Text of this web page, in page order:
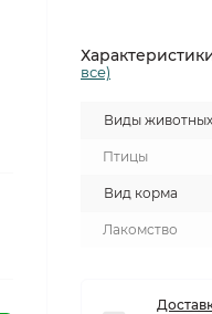
все)
Виды животных
Птицы
Вид корма
Лакомство